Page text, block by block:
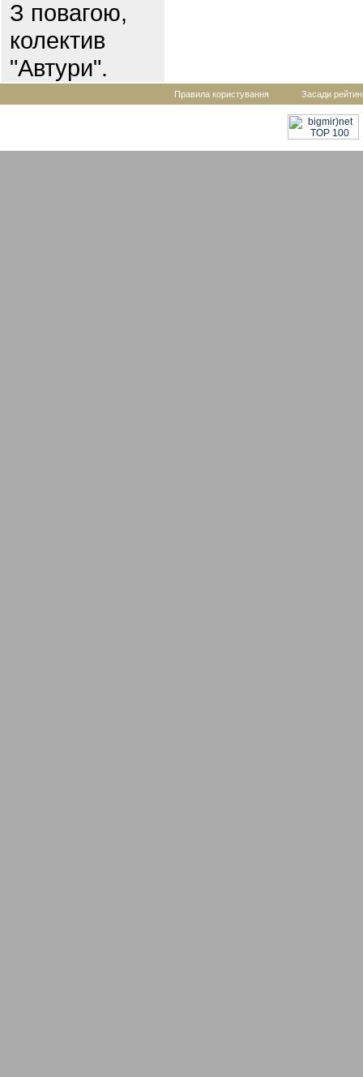
З повагою,
колектив
"Автури".
Правила користування Засади